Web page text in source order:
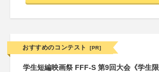
おすすめのコンテスト [PR]
学生短編映画祭 FFF-S 第9回大会《学生限